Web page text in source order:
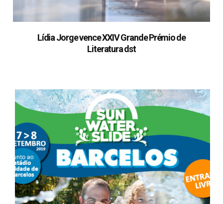
Lídia Jorge vence XXIV Grande Prémio de
Literatura dst